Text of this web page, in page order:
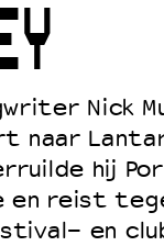
–
Nick
naar
hij
reist
en